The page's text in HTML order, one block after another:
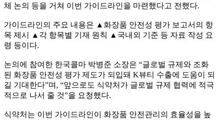
체 논의 등을 거쳐 이번 가이드라인을 마련했다고 전했다.
가이드라인의 주요 내용은 ▲화장품 안전성 평가 보고서의 항
목 제시 ▲각 항목별 기재 원칙 ▲국내외 기준 등 자료 작성 요
령 등이다.
논의에 참여한 한국콜마 박병준 소장은 “글로벌 규제와 조화
된 화장품 안전성 평가 제도가 되입돼 K뷰티 수출에 도움이 되
길 기대한다”며, “앞으로도 식약처가 글로벌 규제 협력에 적극
적으로 나서 줄 것”을 요청했다.
식약처는 이번 가이드라인이 화장품 안전관리의 효율성을 높